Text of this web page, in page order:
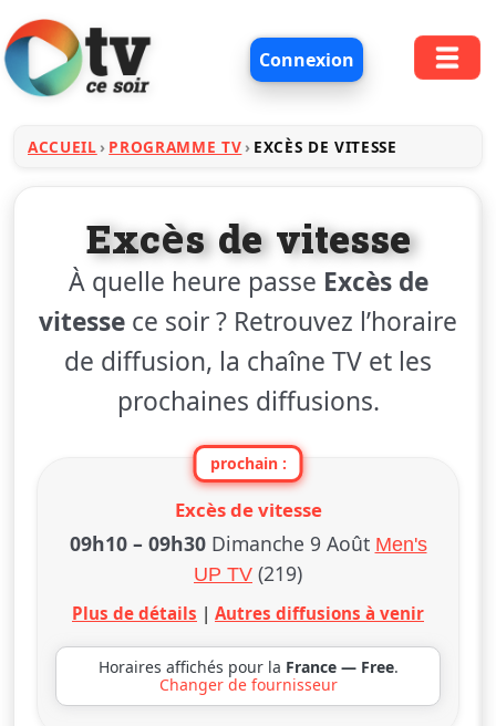
Connexion
ACCUEIL PROGRAMME TV EXCÈS DE VITESSE
Excès de vitesse
À quelle heure passe Excès de
vitesse ce soir ? Retrouvez l’horaire
de diffusion, la chaîne TV et les
prochaines diffusions.
prochain :
Excès de vitesse
09h10– 09h30 Dimanche 9 Août Men's
UP TV (219)
Plus de détails | Autres diffusions à venir
Horaires affichés pour la France — Free.
Changer de fournisseur